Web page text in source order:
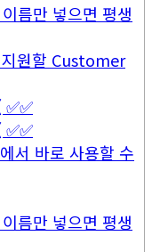
름만 넣으면 평생
지원할 Customer
서 바로 사용할 수
름만 넣으면 평생